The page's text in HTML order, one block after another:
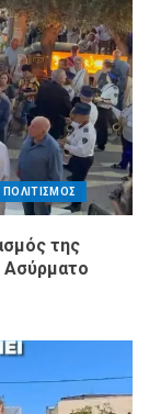
ΠΟΛΙΤΙΣΜΟΣ
της